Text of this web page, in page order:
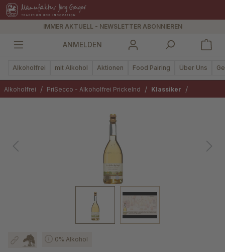
springen
IMMER AKTUELL - NEWSLETTER ABONNIEREN
ANMELDEN
Alkoholfrei mit Alkohol Aktionen Food Pairing Über Uns
Alkoholfrei / PriSecco - Alkoholfrei Prickelnd / Klassiker /
0% Alkohol